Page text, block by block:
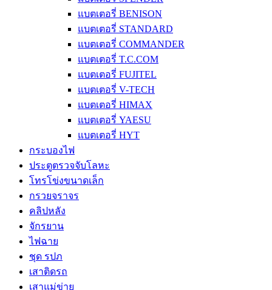
แบตเตอรี่ BENISON
แบตเตอรี่ STANDARD
แบตเตอรี่ COMMANDER
แบตเตอรี่ T.C.COM
แบตเตอรี่ FUJITEL
แบตเตอรี่ V-TECH
แบตเตอรี่ HIMAX
แบตเตอรี่ YAESU
แบตเตอรี่ HYT
กระบองไฟ
ประตูตรวจจับโลหะ
โทรโข่งขนาดเล็ก
กรวยจราจร
คลิปหลัง
จักรยาน
ไฟฉาย
ชุด รปภ
เสาติดรถ
เสาแม่ข่าย